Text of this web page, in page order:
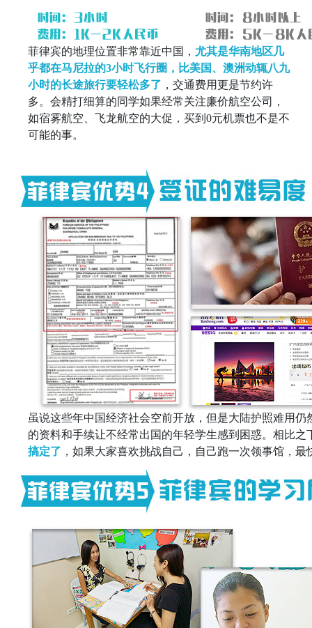
菲律宾的地理位置非常靠近中国， 尤其是华南地区几
乎都在马尼拉的3小时飞行圈，比美国、澳洲动辄八九
小时的长途旅行要轻松多了 ，交通费用更是节约许
多。会精打细算的同学如果经常关注廉价航空公司，
如宿雾航空、飞龙航空的大促，买到0元机票也不是不
可能的事。
虽说这些年中国经济社会空前开放，但是大陆护照难用
的资料和手续让不经常出国的年轻学生感到困惑。相比之
搞定了 ，如果大家喜欢挑战自己，自己跑一次领事馆，